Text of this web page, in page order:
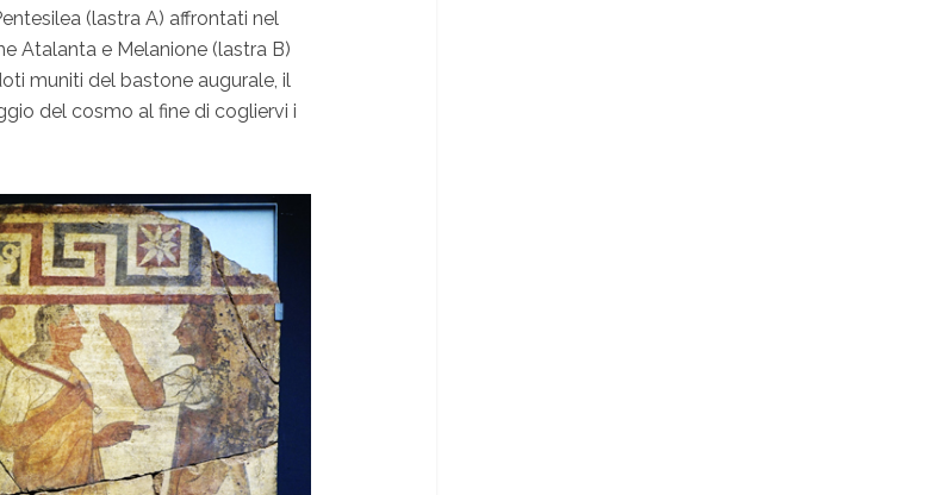
(lastra A) affrontati nel
Atalanta e Melanione (lastra B)
muniti del bastone augurale, il
del cosmo al fine di cogliervi i